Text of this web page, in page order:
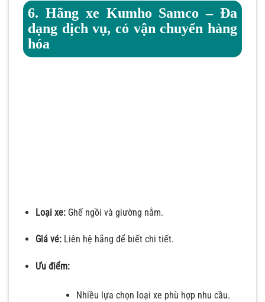
6. Hãng xe Kumho Samco – Đa
dạng dịch vụ, có vận chuyển hàng
hóa
Loại xe:Ghế ngồi và giường nằm.
Giá vé:Liên hệ hãng để biết chi tiết.
Ưu điểm:
Nhiều lựa chọn loại xe phù hợp nhu cầu.